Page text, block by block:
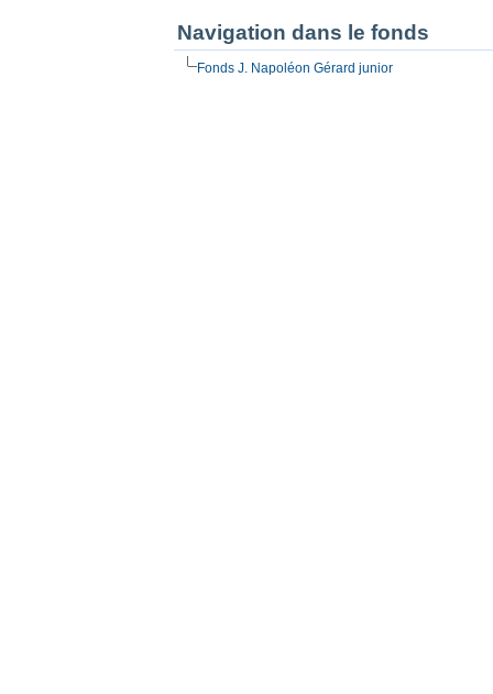
Navigation dans le fonds
Fonds J. Napoléon Gérard junior